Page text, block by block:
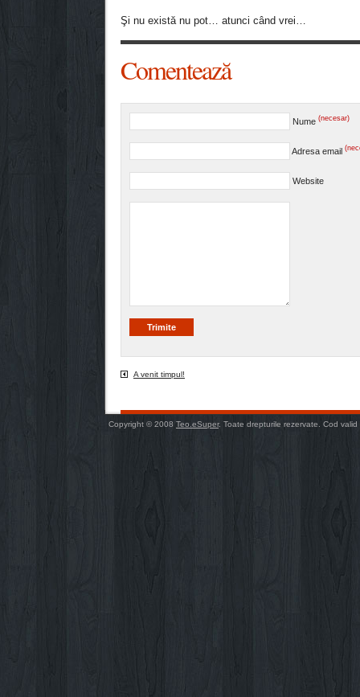
Şi nu există nu pot… atunci când vrei…
Comentează
Nume (necesar)
Adresa email
Website
A venit timpul!
Copyright © 2008 Teo.eSuper. Toate drepturile rezervate. Cod valid